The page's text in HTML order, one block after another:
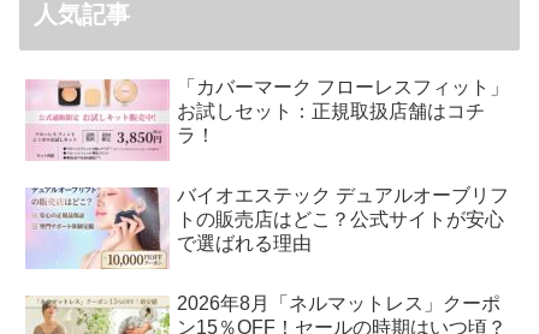
人気記事
「カバーマーク フローレスフィット」
お試しセット：正規取扱店舗はコチ
ラ！
バイオエステック デュアルオーブリフ
トの販売店はどこ？公式サイトが安心
で選ばれる理由
2026年8月「ネルマットレス」クーポ
ン15％OFF！セールの時期はいつ頃？